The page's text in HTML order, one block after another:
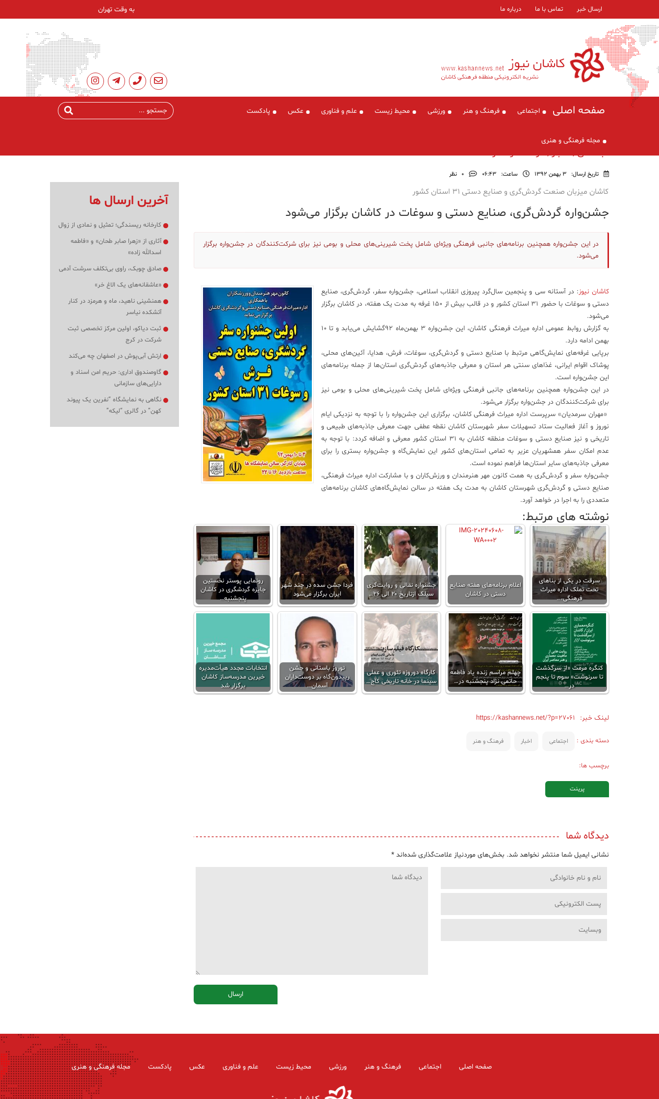
ارسال خبر تماس با ما درباره ما به وقت تهران
صفحه اصلی اجتماعی فرهنگ و هنر ورزشی محیط زیست علم و فناوری عکس پادکست
مجله فرهنگی و هنری
اجتماعی , اخبار , فرهنگ و هنر
تاریخ ارسال: 3 بهمن 1392 ساعت: ۰۶:۴۳ 0 نظر
کاشان میزبان صنعت گردش‌گری و صنایع دستی ۳۱ استان کشور
جشن‌واره گردش‌گری، صنایع دستی و سوغات در کاشان برگزار می‌شود
در این جشن‌واره همچنین برنامه‌های جانبی فرهنگی ویژه‌ای شامل پخت شیرینی‌های محلی و بومی نیز برای شرکت‌کنندگان در جشن‌واره برگزار
می‌شود.
کاشان نیوز : در آستانه سی و پنجمین سال‌گرد پیروزی انقلاب اسلامی، جشن‌واره سفر، گردش‌گری، صنایع
دستی و سوغات با حضور ۳۱ استان کشور و در قالب بیش از ۱۵۰ غرفه به مدت یک هفته، در کاشان برگزار
می‌شود.
به گزارش روابط عمومی اداره میراث فرهنگی کاشان، این جشن‌واره ۳ بهمن‌ماه ۹۲گشایش می‌یابد و تا ۱۰
بهمن ادامه دارد.
برپایی غرفه‌های نمایش‌گاهی مرتبط با صنایع دستی و گردش‌گری، سوغات، فرش، هدایا، آئین‌های محلی،
پوشاک اقوام ایرانی، غذا‌های سنتی هر استان و معرفی جاذبه‌های گردش‌گری استان‌ها از جمله برنامه‌های
این جشن‌واره است.
در این جشن‌واره همچنین برنامه‌های جانبی فرهنگی ویژه‌ای شامل پخت شیرینی‌های محلی و بومی نیز
برای شرکت‌کنندگان در جشن‌واره برگزار می‌شود.
«مهران سرمدیان» سرپرست اداره میراث فرهنگی کاشان، برگزاری این جشن‌واره را با توجه به نزدیکی ایام
نوروز و آغاز فعالیت ستاد تسهیلات سفر شهرستان کاشان نقطه عطفی جهت معرفی جاذبه‌های طبیعی و
تاریخی و نیز صنایع دستی و سوغات منطقه کاشان به ۳۱ استان کشور معرفی و اضافه کردد: با توجه به
عدم امکان سفر همشهریان عزیر به تمامی استان‌های کشور این نمایش‌گاه و جشن‌واره بستری را برای
معرفی جاذبه‌های سایر استان‌ها فراهم نموده است.
جشن‌واره سفر و گردش‌گری به همت کانون مهر هنرمندان و ورزش‌کاران و با مشارکت اداره میراث فرهنگی،
صنایع دستی و گردش‌گری شهرستان کاشان به مدت یک هفته در سالن نمایش‌گاه‌های کاشان برنامه‌های
متعددی را به اجرا در خواهد آورد.
نوشته های مرتبط:
سرقت در یکی از بناهای
تحت تملک اداره میراث
فرهنگی،…
اعلام برنامه‌های هفته صنایع
دستی در کاشان
جشنواره نقالی و روایت‌گری
سیلک ازتاریخ ۲۰ الی ۲۶…
فردا جشن سده در چند شهر
ایران برگزار می‌شود
رونمایی پوستر نخستین
جایزه گردشگری در کاشان
پنجشنبه…
کنگره مرمت «از سرگذشت
تا سرنوشت» سوم تا پنجم
در…
چهلم مراسم زنده یاد فاطمه
حاتمی نژاد پنجشنبه در…
کارگاه دوروزه تئوری و عملی
سینما در خانه تاریخی کاج…
نوروز باستانی و جشن
رپیدون‌گاه بر دوست‌داران
آسمان…
انتخابات مجدد هیأت‌مدیره
خیرین مدرسه‌ساز کاشان
برگزار شد
لینک خبر: https://kashannews.net/?p=27061
دسته بندی : اجتماعی اخبار فرهنگ و هنر
برچسب ها:
پرینت
دیدگاه شما
نشانی ایمیل شما منتشر نخواهد شد. بخش‌های موردنیاز علامت‌گذاری شده‌اند *
آخرین ارسال ها
کارخانه ریسندگی؛ تمثیل و نمادی از زوال
آثاری از «زهرا صابر طحان» و «فاطمه
اسدالله زاده»
صادق چوبک، راوی بی‌تکلف سرشت آدمی
«عاشقانه‌های یک الاغ خر»
همنشینی ناهید، ماه و هرمزد در کنار
آتشکده نیاسر
ثبت دیاکو، اولین مرکز تخصصی ثبت
شرکت در کرج
ارتش آبی‌پوش در اصفهان چه می‌کند
گاوصندوق اداری: حریم امن اسناد و
دارایی‌های سازمانی
نگاهی به نمایشگاه “نفرین یک پیوند
کهن” در گالری “لیکه”
صفحه اصلی اجتماعی فرهنگ و هنر ورزشی محیط زیست علم و فناوری عکس پادکست مجله فرهنگی و هنری